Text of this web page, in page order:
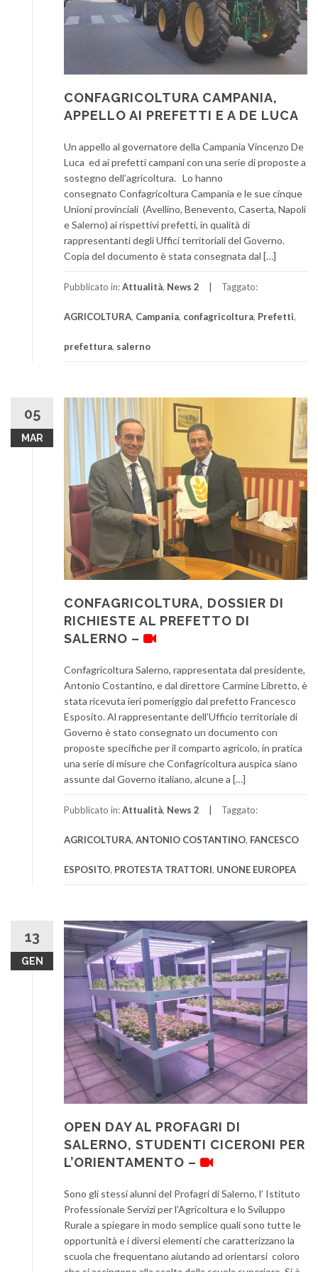
CONFAGRICOLTURA CAMPANIA,
APPELLO AI PREFETTI E A DE LUCA
Un appello al governatore della Campania Vincenzo De
Luca ed ai prefetti campani con una serie di proposte a
sostegno dell’agricoltura. Lo hanno
consegnato Confagricoltura Campania e le sue cinque
Unioni provinciali (Avellino, Benevento, Caserta, Napoli
e Salerno) ai rispettivi prefetti, in qualità di
rappresentanti degli Uffici territoriali del Governo.
Copia del documento è stata consegnata dal […]
Pubblicato in:Attualità, News 2 Taggato:
AGRICOLTURA, Campania, confagricoltura, Prefetti,
prefettura, salerno
05
MAR
CONFAGRICOLTURA, DOSSIER DI
RICHIESTE AL PREFETTO DI
SALERNO –
Confagricoltura Salerno, rappresentata dal presidente,
Antonio Costantino, e dal direttore Carmine Libretto, è
stata ricevuta ieri pomeriggio dal prefetto Francesco
Esposito. Al rappresentante dell’Ufficio territoriale di
Governo è stato consegnato un documento con
proposte specifiche per il comparto agricolo, in pratica
una serie di misure che Confagricoltura auspica siano
assunte dal Governo italiano, alcune a […]
Pubblicato in:Attualità, News 2 Taggato:
AGRICOLTURA, ANTONIO COSTANTINO, FANCESCO
ESPOSITO, PROTESTA TRATTORI, UNONE EUROPEA
13
GEN
OPEN DAY AL PROFAGRI DI
SALERNO, STUDENTI CICERONI PER
L’ORIENTAMENTO –
Sono gli stessi alunni del Profagri di Salerno, l’ Istituto
Professionale Servizi per l’Agricoltura e lo Sviluppo
Rurale a spiegare in modo semplice quali sono tutte le
opportunità e i diversi elementi che caratterizzano la
scuola che frequentano aiutando ad orientarsi coloro